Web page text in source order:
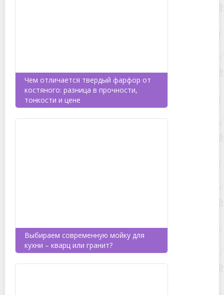
Чем отличается твердый фарфор от
костяного: разница в прочности,
тонкости и цене
Выбираем современную мойку для
кухни – кварц или гранит?